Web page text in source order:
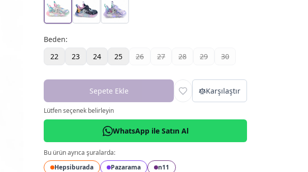
Beden:
22
23 24 25 26 27 28 29 30
Sepete Ekle Karşılaştır
Lütfen seçenek belirleyin
WhatsApp ile Satın Al
Bu ürün ayrıca şuralarda:
Hepsiburada
Pazarama n11